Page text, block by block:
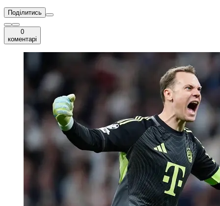
Поділитись
0
коментарі